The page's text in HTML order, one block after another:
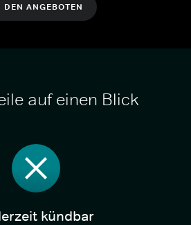
DEN ANGEBOTEN
auf einen Blick
kündbar